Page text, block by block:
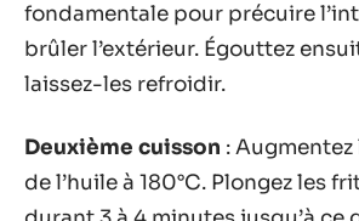
fondamentale pour précuire
brûler l’extérieur. Égouttez
laissez-les refroidir.
Deuxième cuisson :
de l’huile à 180°C. Plongez les